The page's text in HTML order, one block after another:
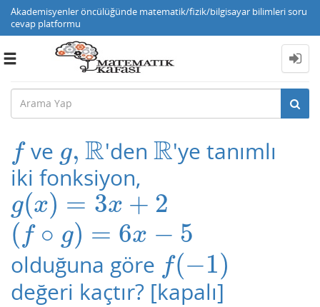
Akademisyenler öncülüğünde matematik/fizik/bilgisayar bilimleri soru
cevap platformu
Toggle
f
f ve g,
g, R
R 'den R
R 'ye tanımlı
iki fonksiyon,
g(x) = 3x + 2
g(x)= 3x+ 2
( f ∘ g) = 6x − 5
(f ∘ g) =6x −5
olduğuna göre f(−1)
f(−1)
değeri kaçtır? [kapalı]